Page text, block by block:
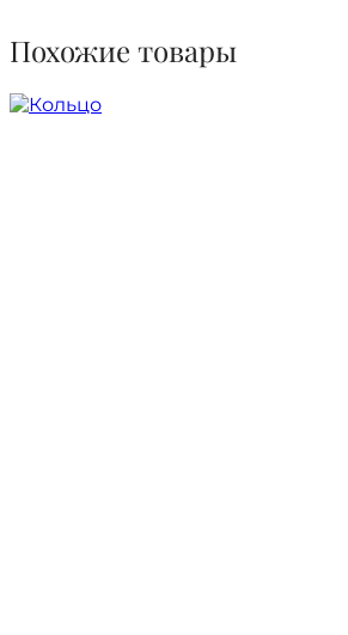
Похожие товары